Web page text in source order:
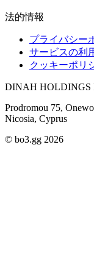
法的情報
プライバシー
サービスの利
クッキーポリ
DINAH HOLDINGS
Prodromou 75,
Nicosia, Cyprus
© bo3.gg 2026